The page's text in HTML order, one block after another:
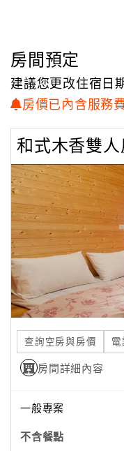
樂
地
顧
客
服
務
顧
客
滿
意
度
訂
單
管
會
房間預定
建議您更改住宿日
房價已內含服務
和式木香雙人
查詢空房與房價 電
房間詳細內容
一般專案
不含餐點